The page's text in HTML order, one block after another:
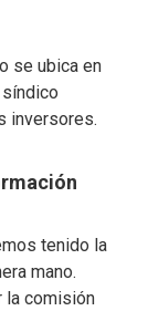
se ubica en
inversores.
tenido la
mano.
la comisión